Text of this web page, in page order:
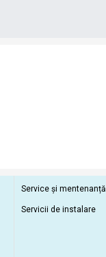
Service și mentenanță
Servicii de instalare